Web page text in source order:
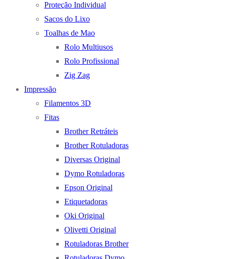
Proteção Individual
Sacos do Lixo
Toalhas de Mao
Rolo Multiusos
Rolo Profissional
Zig Zag
Impressão
Filamentos 3D
Fitas
Brother Retráteis
Brother Rotuladoras
Diversas Original
Dymo Rotuladoras
Epson Original
Etiquetadoras
Oki Original
Olivetti Original
Rotuladoras Brother